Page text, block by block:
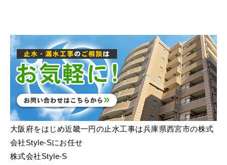
大阪府をはじめ近畿一円の止水工事は兵庫県西宮市の株式
会社Style-Sにお任せ
株式会社Style-S